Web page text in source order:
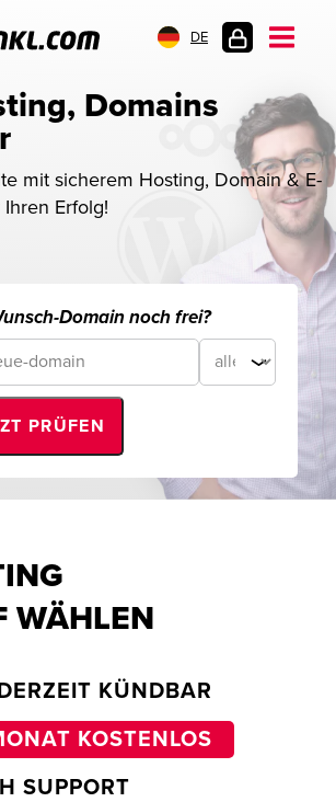
DE
Domains
mit sicherem Hosting, Domain & E-
Erfolg!
Domain noch frei?
PRÜFEN
WÄHLEN
KÜNDBAR
KOSTENLOS
SUPPORT